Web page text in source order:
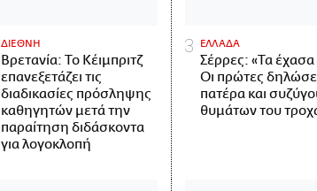
ΔΙΕΘΝΗ
Βρετανία: Το Κέιμπριτζ
επανεξετάζει τις
διαδικασίες πρόσληψης
καθηγητών μετά την
παραίτηση διδάσκοντα
για λογοκλοπή
ΕΛΛΑΔΑ
Σέρρες: «Τα έχασα
Οι πρώτες
πατέρα και
θυμάτων του